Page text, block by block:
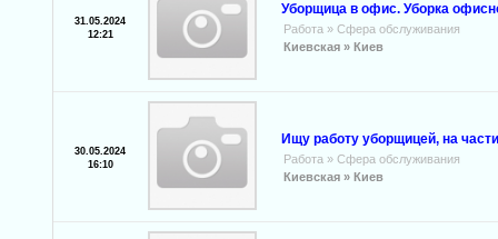
31.05.2024
12:21
Уборщица в офис. Уборка
Работа » Сфера обслуживания
Киевская » Киев
30.05.2024
16:10
Ищу работу уборщицей, на
Работа » Сфера обслуживания
Киевская » Киев